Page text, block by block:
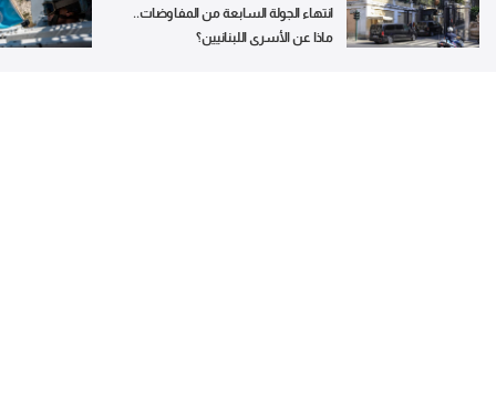
انتهاء الجولة السابعة من المفاوضات..
ماذا عن الأسرى اللبنانيين؟